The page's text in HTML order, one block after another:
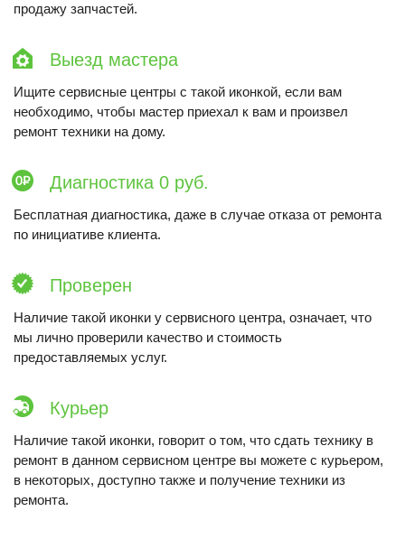
продажу запчастей.
Выезд мастера
Ищите сервисные центры с такой иконкой, если вам
необходимо, чтобы мастер приехал к вам и произвел
ремонт техники на дому.
Диагностика 0 руб.
Бесплатная диагностика, даже в случае отказа от ремонта
по инициативе клиента.
Проверен
Наличие такой иконки у сервисного центра, означает, что
мы лично проверили качество и стоимость
предоставляемых услуг.
Курьер
Наличие такой иконки, говорит о том, что сдать технику в
ремонт в данном сервисном центре вы можете с курьером,
в некоторых, доступно также и получение техники из
ремонта.